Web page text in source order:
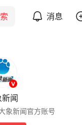
消息
闻
象新闻官方账号